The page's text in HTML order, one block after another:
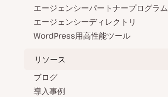
エージェンシーパートナープログラム
エージェンシーディレクトリ
WordPress用高性能ツール
リソース
ブログ
導入事例